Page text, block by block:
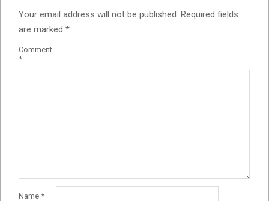
Your email address will not be published. Required fields
are marked *
Comment
*
Name *